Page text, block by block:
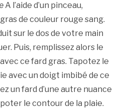
A l’aide d’un pinceau,
de couleur rouge sang.
sur le dos de votre main
Puis, remplissez alors le
ce fard gras. Tapotez le
avec un doigt imbibé de ce
un fard d’une autre nuance
le contour de la plaie.